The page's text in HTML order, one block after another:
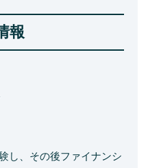
報
し、その後ファイナンシ